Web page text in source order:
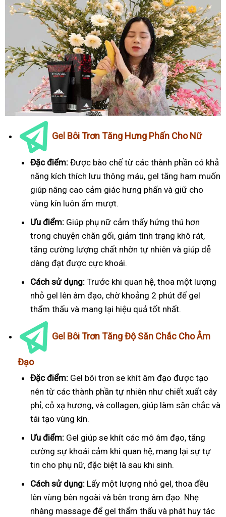
Gel Bôi Trơn Tăng Hưng Phấn Cho Nữ
Đặc điểm: Được bào chế từ các thành phần có khả
năng kích thích lưu thông máu, gel tăng ham muốn
giúp nâng cao cảm giác hưng phấn và giữ cho
vùng kín luôn ẩm mượt.
Ưu điểm: Giúp phụ nữ cảm thấy hứng thú hơn
trong chuyện chăn gối, giảm tình trạng khô rát,
tăng cường lượng chất nhờn tự nhiên và giúp dễ
dàng đạt được cực khoái.
Cách sử dụng: Trước khi quan hệ, thoa một lượng
nhỏ gel lên âm đạo, chờ khoảng 2 phút để gel
thẩm thấu và mang lại hiệu quả tốt nhất.
Gel Bôi Trơn Tăng Độ Săn Chắc Cho Âm
Đạo
Đặc điểm: Gel bôi trơn se khít âm đạo được tạo
nên từ các thành phần tự nhiên như chiết xuất cây
phỉ, cỏ xạ hương, và collagen, giúp làm săn chắc và
tái tạo vùng kín.
Ưu điểm: Gel giúp se khít các mô âm đạo, tăng
cường sự khoái cảm khi quan hệ, mang lại sự tự
tin cho phụ nữ, đặc biệt là sau khi sinh.
Cách sử dụng: Lấy một lượng nhỏ gel, thoa đều
lên vùng bên ngoài và bên trong âm đạo. Nhẹ
nhàng massage để gel thẩm thấu và phát huy tác